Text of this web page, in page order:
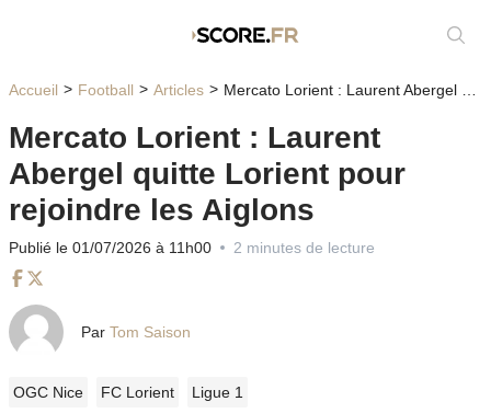
Accueil Football Articles Mercato Lorient : Laurent Abergel quitte Lorient pour rejoindre les Aiglons
Mercato Lorient : Laurent
Abergel quitte Lorient pour
rejoindre les Aiglons
Publié le 01/07/2026 à 11h00 2 minutes de lecture
Par Tom Saison
OGC Nice FC Lorient Ligue 1